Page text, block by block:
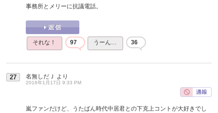
事務所とメリーに抗議電話。
それな！ 97 うーん… 36
27 名無しだＪ より
2016年1月17日 9:33 PM
嵐ファンだけど、うたばん時代中居君との下克上コントが大好きでし